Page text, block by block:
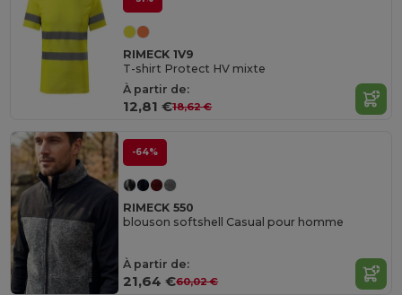
RIMECK 1V9
T-shirt Protect HV mixte
À partir de:
12,81 €18,62 €
-64%
RIMECK 550
blouson softshell Casual pour homme
À partir de:
21,64 €60,02 €